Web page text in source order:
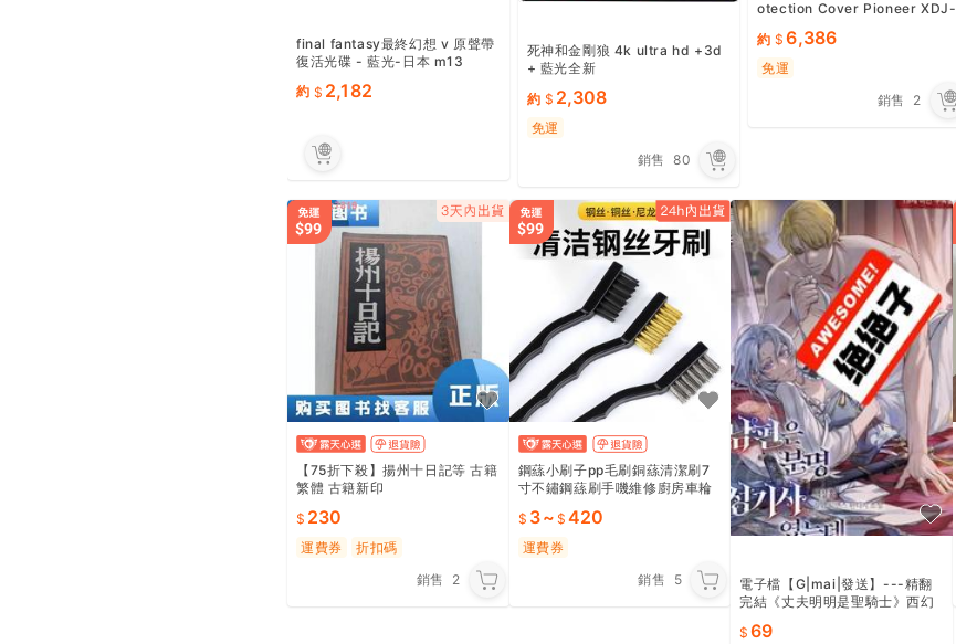
final fantasy最終幻想 v 原聲帶
復活光碟 - 藍光-日本 m13
約
2,182
死神和金剛狼 4k ultra hd +3d
+ 藍光全新
約
2,308
免運
銷售
80
otection Cover Pioneer XDJ-
apan
約 6,386
免運
銷售
2
【75折下殺】揚州十日記等 古籍
繁體 古籍新印
230
運費券
折扣碼
銷售
2
鋼蕬小刷子pp毛刷銅蕬清潔刷7
寸不鏽鋼蕬刷手嘰維修廚房車耣
3~ 420
運費券
銷售
5
電子檔【G|mai|發送】---精翻
完結《丈夫明明是聖騎士》西幻
69